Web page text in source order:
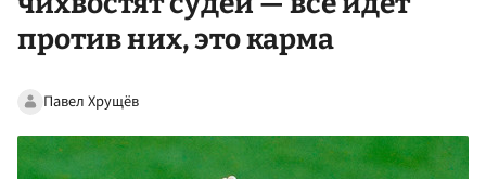
против них, это карма
Павел Хрущёв